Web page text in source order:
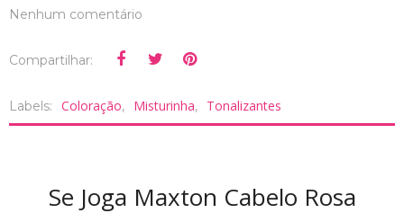
Nenhum comentário
Compartilhar:
Labels: Coloração, Misturinha, Tonalizantes
Se Joga Maxton Cabelo Rosa